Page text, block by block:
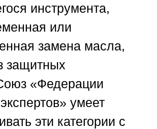
инструмента,
или
замена масла,
защитных
«Федерации
умеет
эти категории с